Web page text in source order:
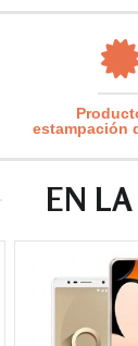
estampación
EN